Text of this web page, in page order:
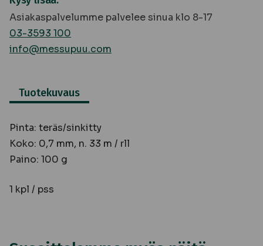
Asiakaspalvelumme palvelee sinua klo 8-17
03-3593 100
info@messupuu.com
Tuotekuvaus
Pinta: teräs/sinkitty
Koko: 0,7 mm, n. 33 m / rll
Paino: 100 g
1 kpl / pss